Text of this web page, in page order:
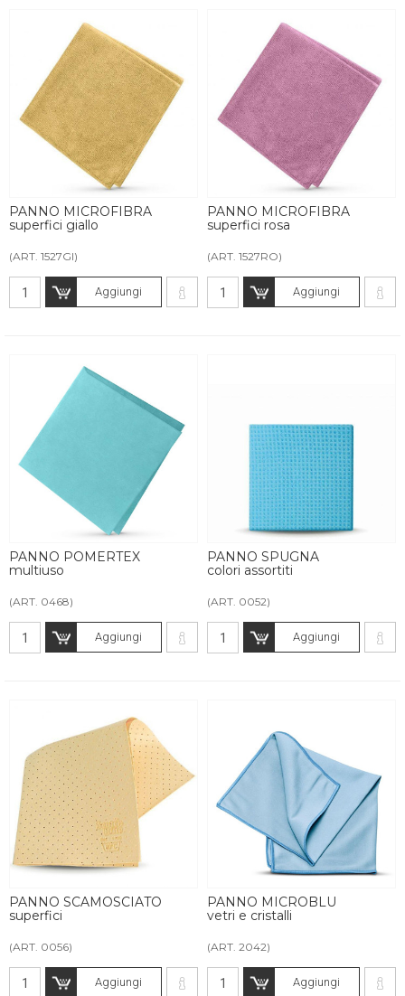
PANNO MICROFIBRA
superfici giallo
(ART. 1527GI)
Aggiungi
PANNO MICROFIBRA
superfici rosa
(ART. 1527RO)
Aggiungi
PANNO POMERTEX
multiuso
(ART. 0468)
Aggiungi
PANNO SPUGNA
colori assortiti
(ART. 0052)
Aggiungi
PANNO SCAMOSCIATO
superfici
(ART. 0056)
Aggiungi
PANNO MICROBLU
vetri e cristalli
(ART. 2042)
Aggiungi